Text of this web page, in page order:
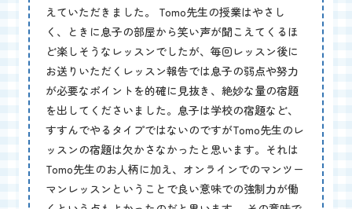
えていただきました。 Tomo先生の授業はやさし
く、ときに息子の部屋から笑い声が聞こえてくるほ
ど楽しそうなレッスンでしたが、毎回レッスン後に
お送りいただくレッスン報告では息子の弱点や努力
が必要なポイントを的確に見抜き、絶妙な量の宿題
を出してくださいました。息子は学校の宿題など、
すすんでやるタイプではないのですがTomo先生のレ
ッスンの宿題は欠かさなかったと思います。それは
Tomo先生のお人柄に加え、オンラインでのマンツー
マンレッスンということで良い意味での強制力が働